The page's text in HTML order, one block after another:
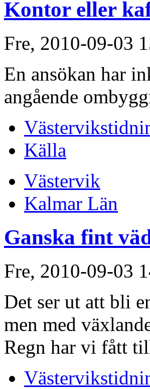
Kontor eller
Fre, 2010-09-03
En ansökan har
angående
Källa
Västervik
Kalmar Län
Ganska fint
Fre, 2010-09-03
Det ser ut att bli
men med
Regn har vi fått